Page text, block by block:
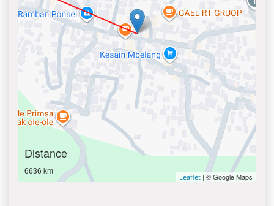
Distance
6636 km
Leaflet | © Google Maps